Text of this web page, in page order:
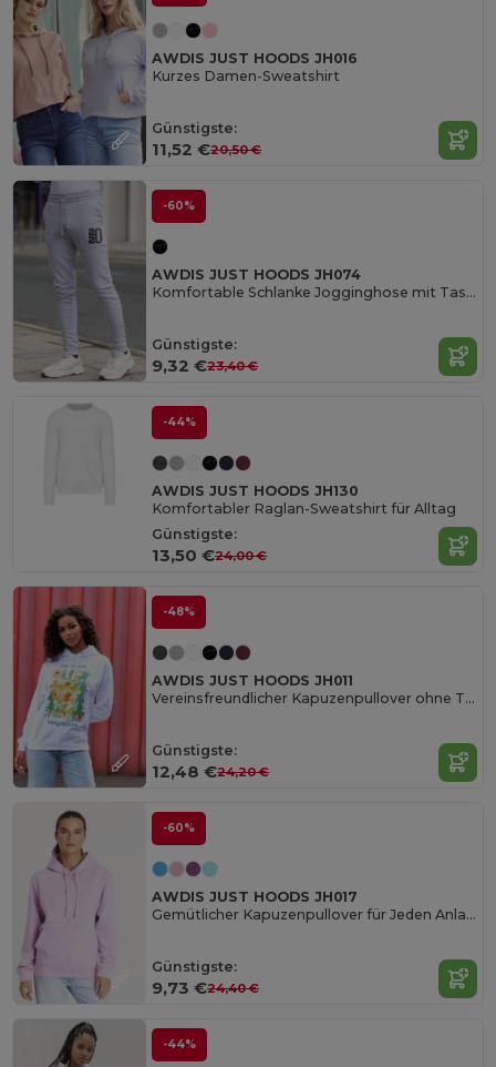
AWDIS JUST HOODS JH016
Kurzes Damen-Sweatshirt
Günstigste:
11,52 €20,50 €
-60%
AWDIS JUST HOODS JH074
Komfortable Schlanke Jogginghose mit Taschen
Günstigste:
9,32 €23,40 €
-44%
AWDIS JUST HOODS JH130
Komfortabler Raglan-Sweatshirt für Alltag
Günstigste:
13,50 €24,00 €
-48%
AWDIS JUST HOODS JH011
Vereinsfreundlicher Kapuzenpullover ohne Tasche
Günstigste:
12,48 €24,20 €
-60%
AWDIS JUST HOODS JH017
Gemütlicher Kapuzenpullover für Jeden Anlass
Günstigste:
9,73 €24,40 €
-44%